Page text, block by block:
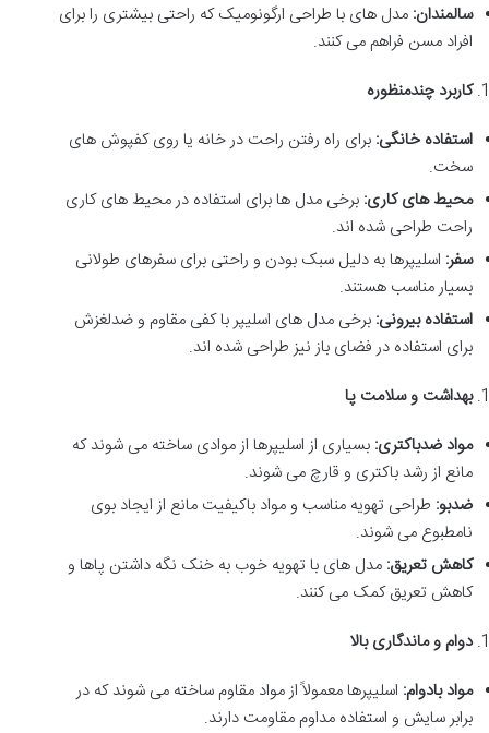
سالمندان: مدل های با طراحی ارگونومیک که راحتی بیشتری را برای
افراد مسن فراهم می کنند.
کاربرد چندمنظوره
استفاده خانگی: برای راه رفتن راحت در خانه یا روی کفپوش های
سخت.
محیط های کاری: برخی مدل ها برای استفاده در محیط های کاری
راحت طراحی شده اند.
سفر: اسلیپرها به دلیل سبک بودن و راحتی برای سفرهای طولانی
بسیار مناسب هستند.
استفاده بیرونی: برخی مدل های اسلیپر با کفی مقاوم و ضدلغزش
برای استفاده در فضای باز نیز طراحی شده اند.
بهداشت و سلامت پا
مواد ضدباکتری: بسیاری از اسلیپرها از موادی ساخته می شوند که
مانع از رشد باکتری و قارچ می شوند.
ضدبو: طراحی تهویه مناسب و مواد باکیفیت مانع از ایجاد بوی
نامطبوع می شوند.
کاهش تعریق: مدل های با تهویه خوب به خنک نگه داشتن پاها و
کاهش تعریق کمک می کنند.
دوام و ماندگاری بالا
مواد بادوام: اسلیپرها معمولاً از مواد مقاوم ساخته می شوند که در
برابر سایش و استفاده مداوم مقاومت دارند.